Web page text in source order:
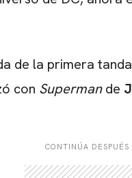
de la primera
con Supermande
CONTINÚA